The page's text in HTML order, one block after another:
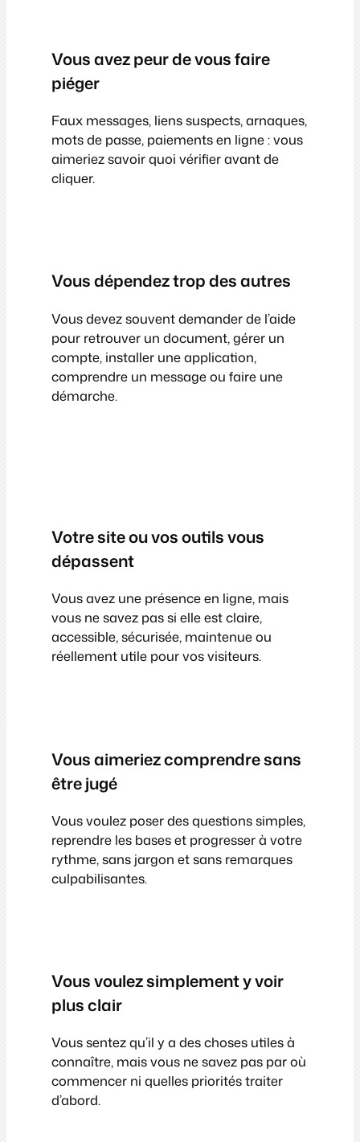
Vous avez peur de vous faire
piéger
Faux messages, liens suspects, arnaques,
mots de passe, paiements en ligne : vous
aimeriez savoir quoi vérifier avant de
cliquer.
Vous dépendez trop des autres
Vous devez souvent demander de l’aide
pour retrouver un document, gérer un
compte, installer une application,
comprendre un message ou faire une
démarche.
Votre site ou vos outils vous
dépassent
Vous avez une présence en ligne, mais
vous ne savez pas si elle est claire,
accessible, sécurisée, maintenue ou
réellement utile pour vos visiteurs.
Vous aimeriez comprendre sans
être jugé
Vous voulez poser des questions simples,
reprendre les bases et progresser à votre
rythme, sans jargon et sans remarques
culpabilisantes.
Vous voulez simplement y voir
plus clair
Vous sentez qu’il y a des choses utiles à
connaître, mais vous ne savez pas par où
commencer ni quelles priorités traiter
d’abord.